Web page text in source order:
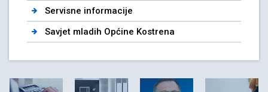
Servisne informacije
Savjet mladih Općine Kostrena